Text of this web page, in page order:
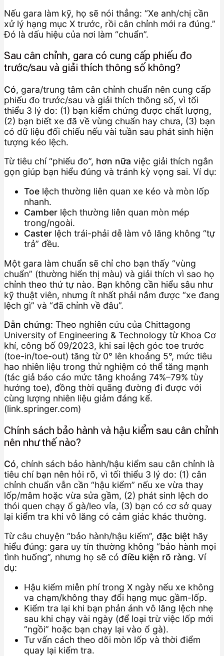
Nếu gara làm kỹ, họ sẽ nói thẳng: “Xe anh/chị cần
xử lý hạng mục X trước, rồi cân chỉnh mới ra đúng.”
Đó là dấu hiệu của nơi làm “chuẩn”.
Sau cân chỉnh, gara có cung cấp phiếu đo
trước/sau và giải thích thông số không?
Có, gara/trung tâm cân chỉnh chuẩn nên cung cấp
phiếu đo trước/sau và giải thích thông số, vì tối
thiểu 3 lý do: (1) bạn kiểm chứng được chất lượng,
(2) bạn biết xe đã về vùng chuẩn hay chưa, (3) bạn
có dữ liệu đối chiếu nếu vài tuần sau phát sinh hiện
tượng kéo lệch.
Từ tiêu chí “phiếu đo”, hơn nữa việc giải thích ngắn
gọn giúp bạn hiểu đúng và tránh kỳ vọng sai. Ví dụ:
Toe lệch thường liên quan xe kéo và mòn lốp
nhanh.
Camber lệch thường liên quan mòn mép
trong/ngoài.
Caster lệch trái-phải dễ làm vô lăng không “tự
trả” đều.
Một gara làm chuẩn sẽ chỉ cho bạn thấy “vùng
chuẩn” (thường hiển thị màu) và giải thích vì sao họ
chỉnh theo thứ tự nào. Bạn không cần hiểu sâu như
kỹ thuật viên, nhưng ít nhất phải nắm được “xe đang
lệch gì” và “đã chỉnh về đâu”.
Dẫn chứng: Theo nghiên cứu của Chittagong
University of Engineering & Technology từ Khoa Cơ
khí, công bố 09/2023, khi sai lệch góc toe trước
(toe-in/toe-out) tăng từ 0° lên khoảng 5°, mức tiêu
hao nhiên liệu trong thử nghiệm có thể tăng mạnh
(tác giả báo cáo mức tăng khoảng 74%–79% tùy
hướng toe), đồng thời quãng đường đi được với
cùng lượng nhiên liệu giảm đáng kể.
(link.springer.com)
Chính sách bảo hành và hậu kiểm sau cân chỉnh
nên như thế nào?
Có, chính sách bảo hành/hậu kiểm sau cân chỉnh là
tiêu chí bạn nên hỏi rõ, vì tối thiểu 3 lý do: (1) cân
chỉnh chuẩn vẫn cần “hậu kiểm” nếu xe vừa thay
lốp/mâm hoặc vừa sửa gầm, (2) phát sinh lệch do
thói quen chạy ổ gà/leo vỉa, (3) bạn có cơ sở quay
lại kiểm tra khi vô lăng có cảm giác khác thường.
Từ câu chuyện “bảo hành/hậu kiểm”, đặc biệt hãy
hiểu đúng: gara uy tín thường không “bảo hành mọi
tình huống”, nhưng họ sẽ có điều kiện rõ ràng. Ví
dụ:
Hậu kiểm miễn phí trong X ngày nếu xe không
va chạm/không thay đổi hạng mục gầm-lốp.
Kiểm tra lại khi bạn phản ánh vô lăng lệch nhẹ
sau khi chạy vài ngày (để loại trừ việc lốp mới
“ngồi” hoặc bạn chạy lại vào ổ gà).
Tư vấn cách theo dõi mòn lốp và thời điểm
quay lại kiểm tra.